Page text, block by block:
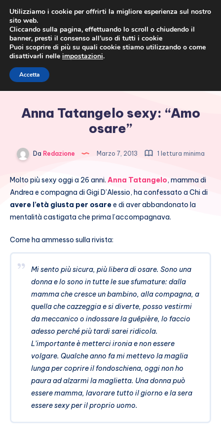
Anna Tatangelo sexy: “Amo
osare”
Da Redazione Marzo 7, 2013 1 lettura minima
Molto più sexy oggi a 26 anni. Anna Tatangelo, mamma di
Andrea e compagna di Gigi D’Alessio, ha confessato a Chi di
avere l’età giusta per osaree di aver abbandonato la
mentalità castigata che prima l’accompagnava.
Come ha ammesso sulla rivista:
Mi sento più sicura, più libera di osare. Sono una
donna e lo sono in tutte le sue sfumature: dalla
mamma che cresce un bambino, alla compagna, a
quella che cazzeggia e si diverte, posso vestirmi
da meccanico o indossare la guêpière, lo faccio
adesso perché più tardi sarei ridicola.
L’importante è metterci ironia e non essere
volgare. Qualche anno fa mi mettevo la maglia
lunga per coprire il fondoschiena, oggi non ho
paura ad alzarmi la maglietta. Una donna può
essere mamma, lavorare tutto il giorno e la sera
essere sexy per il proprio uomo.
Utilizziamo i cookie per offrirti la migliore esperienza sul nostro
sito web.
Cliccando sulla pagina, effettuando lo scroll o chiudendo il
banner, presti il consenso all’uso di tutti i cookie
Puoi scoprire di più su quali cookie stiamo utilizzando o come
disattivarli nelle impostazioni.
Accetta